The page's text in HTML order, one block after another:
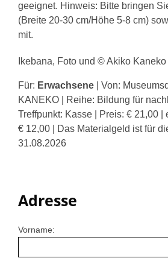
geeignet. Hinweis: Bitte bringen
(Breite 20-30 cm/Höhe 5-8 cm)
mit.
Ikebana, Foto und © Akiko Kaneko
Für: Erwachsene | Von:
KANEKO | Reihe: Bildung für
Treffpunkt: Kasse | Preis: € 21,00
€ 12,00 | Das Materialgeld ist für
31.08.2026
Adresse
Vorname: